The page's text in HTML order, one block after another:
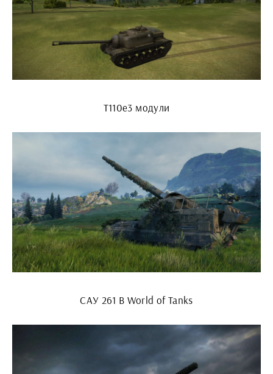
Т110е3 модули
САУ 261 В World of Tanks